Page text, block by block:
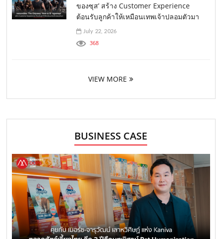
ของซุส’ สร้าง Customer Experience
ต้อนรับลูกค้าให้เหมือนเทพเจ้าปลอมตัวมา
July 22, 2026
368
VIEW MORE
BUSINESS CASE